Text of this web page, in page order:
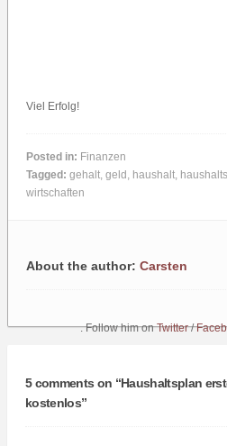
Viel Erfolg!
Posted in: Finanzen
Tagged: gehalt, geld , haushalt,
wirtschaften
About the author: Carsten
. Follow him onTwitter/
5 comments on “Haushaltsplan
kostenlos”